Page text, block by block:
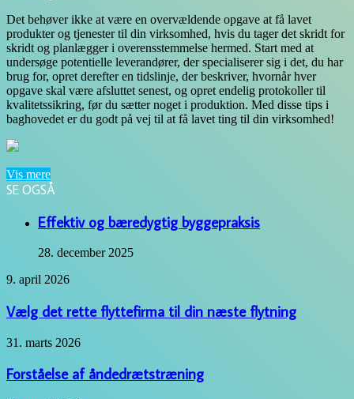
Det behøver ikke at være en overvældende opgave at få lavet
produkter og tjenester til din virksomhed, hvis du tager det skridt for
skridt og planlægger i overensstemmelse hermed. Start med at
undersøge potentielle leverandører, der specialiserer sig i det, du har
brug for, opret derefter en tidslinje, der beskriver, hvornår hver
opgave skal være afsluttet senest, og opret endelig protokoller til
kvalitetssikring, før du sætter noget i produktion. Med disse tips i
baghovedet er du godt på vej til at få lavet ting til din virksomhed!
Vis mere
SE OGSÅ
Effektiv og bæredygtig byggepraksis
28. december 2025
Vælg
rette
flyttefirma
til
din
flytning
9. april 2026
Vælg det rette flyttefirma til din næste flytning
Forståelse
åndedrætstræning
31. marts 2026
Forståelse af åndedrætstræning